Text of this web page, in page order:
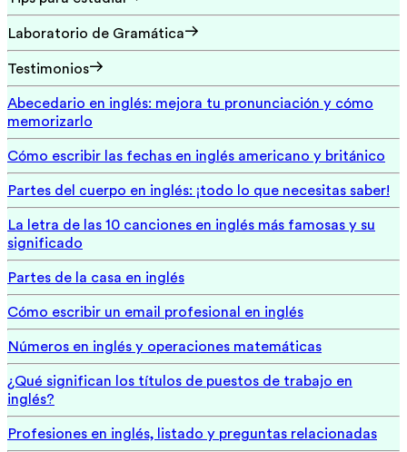
Laboratorio de Gramática
Testimonios
Abecedario en inglés: mejora tu pronunciación y cómo
memorizarlo
Cómo escribir las fechas en inglés americano y británico
Partes del cuerpo en inglés: ¡todo lo que necesitas saber!
La letra de las 10 canciones en inglés más famosas y su
significado
Partes de la casa en inglés
Cómo escribir un email profesional en inglés
Números en inglés y operaciones matemáticas
¿Qué significan los títulos de puestos de trabajo en
inglés?
Profesiones en inglés, listado y preguntas relacionadas